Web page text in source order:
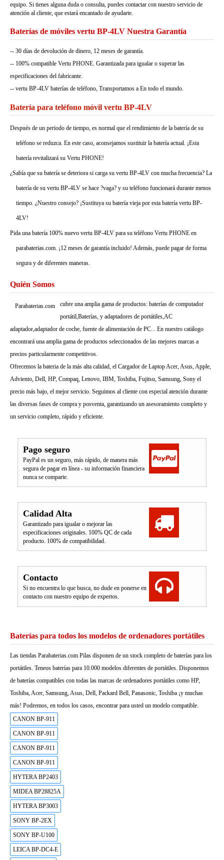
equipo. Si tienes alguna duda o consulta, puedes contactar con nuestro servicio de
atención al cliente, que estará encantado de ayudarte.
Baterías de móviles vertu BP-4LV Nuestra Garantía
-- 30 días de devolución de dinero, 12 meses de garantía.
-- 100% compatible Vertu PHONE. Garantizada para igualar o superar las
especificaciones del fabricante.
-- vertu BP-4LV baterías de teléfono, Transportamos a En todo el mundo.
Batería para teléfono móvil vertu BP-4LV
Después de un periodo de tiempo, es normal que el rendimiento de la batería de su
teléfono se reduzca. En este caso, aconsejamos sustituir la batería actual. ¡Esta
batería revitalizará su Vertu PHONE!
¿Sabía que su batería se deteriora si carga su vertu BP-4LV con mucha frecuencia? La
batería de su vertu BP-4LV se hace ?vaga? y su teléfono funcionará durante menos
tiempo. ¿Nuestro consejo? ¡Sustituya su batería vieja por esta batería vertu BP-
4LV!
Pida una batería 100% nuevo vertu BP-4LV para su teléfono Vertu PHONE en
parabaterias.com. ¡12 meses de garantía incluido! Además, puede pagar de forma
segura y de diferentes maneras.
Quién Somos
Parabaterias.com
cubre una amplia gama de productos: baterías de computador
portátil,Baterías, y adaptadores de portátiles,AC
adaptador,adaptador de coche, fuente de alimentación de PC... En nuestro catálogo
encontrará una amplia gama de productos seleccionados de las mejores marcas a
precios particularmente competitivos.
Ofrecemos la bateria de la más alta calidad, el Cargador de Laptop Acer, Asus, Apple,
Adviento, Dell, HP, Compaq, Lenovo, IBM, Toshiba, Fujitsu, Samsung, Sony el
precio más bajo, el mejor servicio. Seguimos al cliente con especial atención durante
las diversas fases de compra y posventa, garantizando un asesoramiento completo y
un servicio completo, rápido y eficiente.
Pago seguro
PayPal es un seguro, más rápido, de manera más
segura de pagar en línea - su información financiera
nunca se comparte.
Calidad Alta
Garantizado para igualar o mejorar las
especificaciones originales. 100% QC de cada
producto. 100% de compatibilidad.
Contacto
Si no encuentra lo que busca, no dude en ponerse en
contacto con nuestro equipo de expertos.
Baterías para todos los modelos de ordenadores portátiles
Las tiendas Parabaterias.com Pilas disponen de un stock completo de baterías para los
portátiles. Teneos baterías para 10.000 modelos diferentes de portátiles. Disponemos
de baterías compatibles con todas las marcas de ordenadores portátiles como HP,
Toshiba, Acer, Samsung, Asus, Dell, Packard Bell, Panasonic, Toshiba ¡y muchas
más! Podremos, en todos los casos, encontrar para usted un modelo compatible.
CANON BP-911
CANON BP-911
CANON BP-911
CANON BP-911
HYTERA BP2403
MIDEA BP28825A
HYTERA BP3003
SONY BP-2EX
SONY BP-U100
LEICA BP-DC4-E